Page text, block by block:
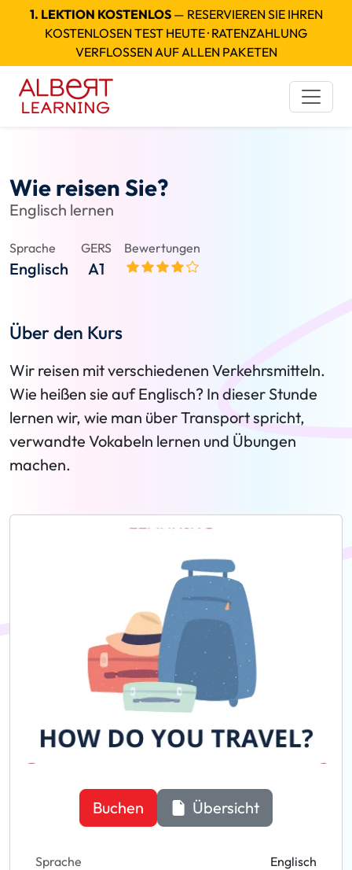
1. LEKTION KOSTENLOS— RESERVIEREN SIE IHREN
KOSTENLOSEN TEST HEUTE · RATENZAHLUNG
VERFLOSSEN AUF ALLEN PAKETEN
Wie reisen Sie?
Englisch lernen
Sprache
Englisch
GERS
A1
Bewertungen
Über den Kurs
Wir reisen mit verschiedenen Verkehrsmitteln.
Wie heißen sie auf Englisch? In dieser Stunde
lernen wir, wie man über Transport spricht,
verwandte Vokabeln lernen und Übungen
machen.
Buchen Übersicht
Sprache Englisch